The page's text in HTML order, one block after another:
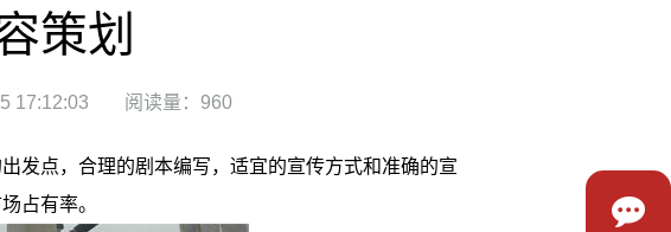
策划
17:12:03 阅读量：960
发点，合理的剧本编写，适宜的宣传方式和准确的宣
占有率。